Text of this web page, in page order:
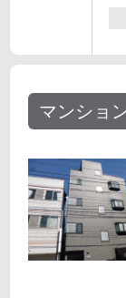
マンショ